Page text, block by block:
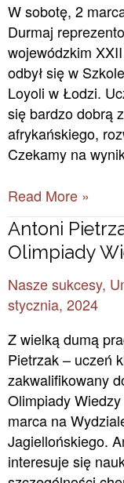
W sobotę, 2
Durmaj
wojewódzkim
odbył się w
Loyoli w Łodzi.
się bardzo dobrą
afrykańskiego,
Czekamy na
Olimpiady
Znajomości
Afryki
Read More »
Antoni
Olimpiady
Nasze sukcesy,
stycznia, 2024
Z wielką dumą
Pietrzak – uczeń
zakwalifikowany
Olimpiady
marca na
Jagiellońskiego.
interesuje się
Antoni
Pietrzak
centralnym
etapie
Wiedzy
Chemicznej